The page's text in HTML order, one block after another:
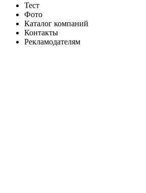
Тест
Фото
Каталог компаний
Контакты
Рекламодателям